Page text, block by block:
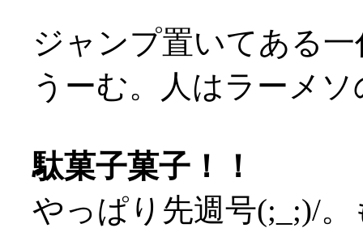
ジャンプ置いてある
うーむ。人はラーメ
駄菓子菓子！！
やっぱり先週号(;_;)/